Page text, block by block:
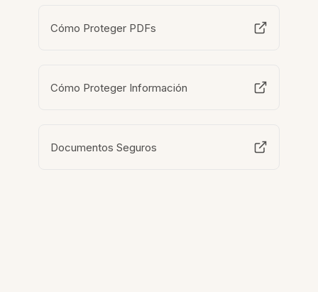
Cómo Proteger PDFs
Cómo Proteger Información
Documentos Seguros